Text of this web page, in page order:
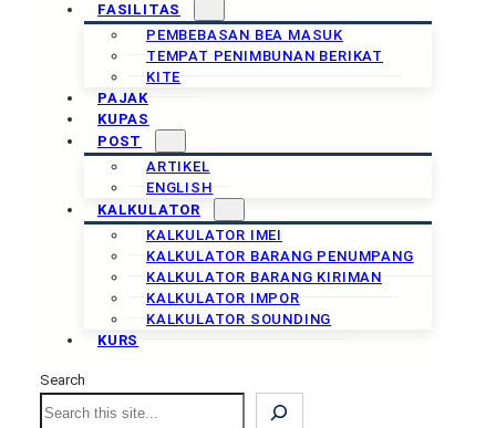
FASILITAS
PEMBEBASAN BEA MASUK
TEMPAT PENIMBUNAN BERIKAT
KITE
PAJAK
KUPAS
POST
ARTIKEL
ENGLISH
KALKULATOR
KALKULATOR IMEI
KALKULATOR BARANG PENUMPANG
KALKULATOR BARANG KIRIMAN
KALKULATOR IMPOR
KALKULATOR SOUNDING
KURS
Search
Search